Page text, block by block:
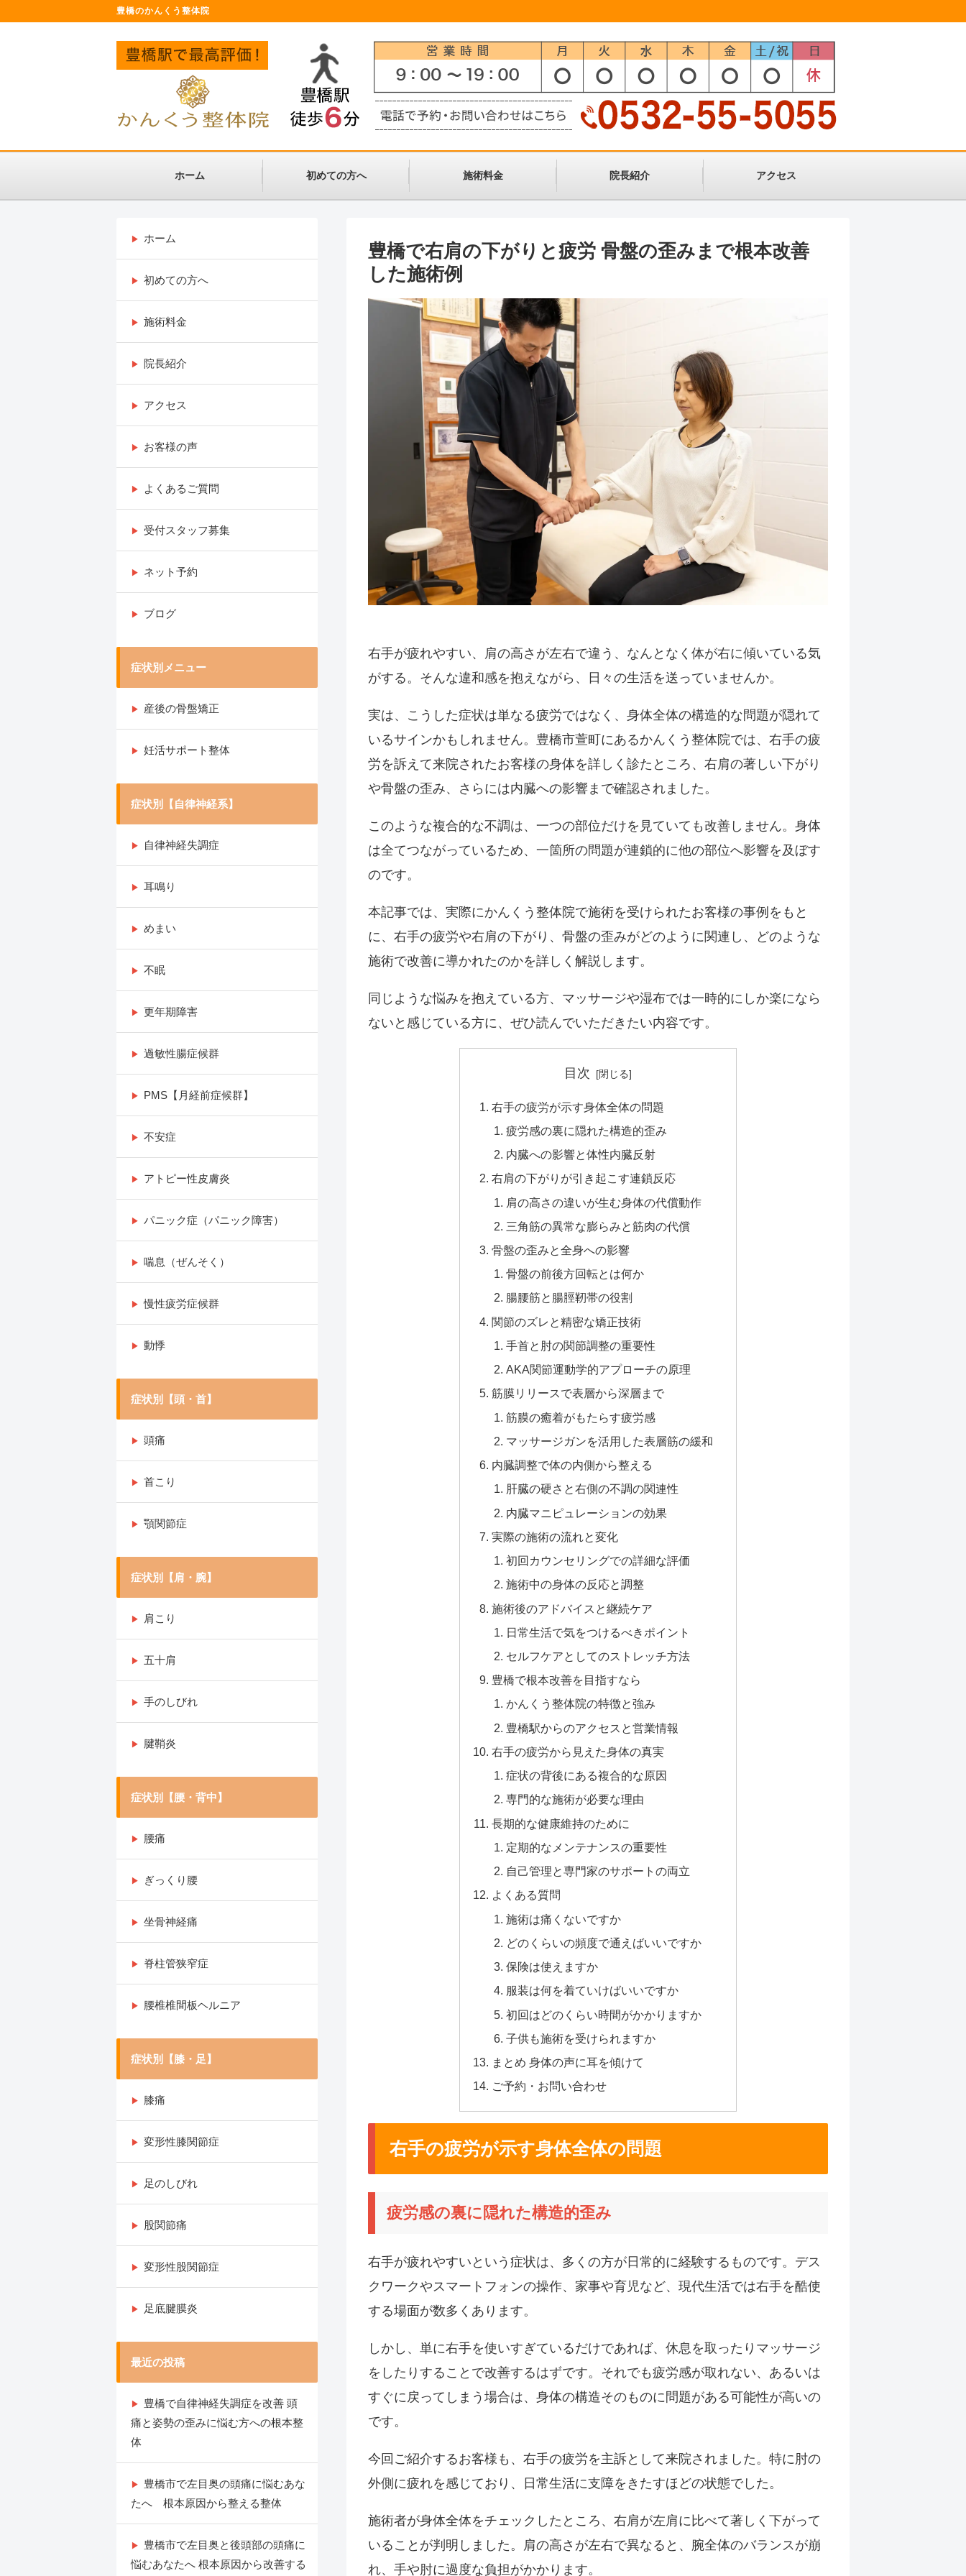
豊橋のかんくう整体院
ホーム 初めての方へ 施術料金 院長紹介 アクセス
豊橋で右肩の下がりと疲労 骨盤の歪みまで根本改善
した施術例
右手が疲れやすい、肩の高さが左右で違う、なんとなく体が右に傾いている気
がする。そんな違和感を抱えながら、日々の生活を送っていませんか。
実は、こうした症状は単なる疲労ではなく、身体全体の構造的な問題が隠れて
いるサインかもしれません。豊橋市萱町にあるかんくう整体院では、右手の疲
労を訴えて来院されたお客様の身体を詳しく診たところ、右肩の著しい下がり
や骨盤の歪み、さらには内臓への影響まで確認されました。
このような複合的な不調は、一つの部位だけを見ていても改善しません。身体
は全てつながっているため、一箇所の問題が連鎖的に他の部位へ影響を及ぼす
のです。
本記事では、実際にかんくう整体院で施術を受けられたお客様の事例をもと
に、右手の疲労や右肩の下がり、骨盤の歪みがどのように関連し、どのような
施術で改善に導かれたのかを詳しく解説します。
同じような悩みを抱えている方、マッサージや湿布では一時的にしか楽になら
ないと感じている方に、ぜひ読んでいただきたい内容です。
目次
右手の疲労が示す身体全体の問題
疲労感の裏に隠れた構造的歪み
内臓への影響と体性内臓反射
右肩の下がりが引き起こす連鎖反応
肩の高さの違いが生む身体の代償動作
三角筋の異常な膨らみと筋肉の代償
骨盤の歪みと全身への影響
骨盤の前後方回転とは何か
腸腰筋と腸脛靭帯の役割
関節のズレと精密な矯正技術
手首と肘の関節調整の重要性
AKA関節運動学的アプローチの原理
筋膜リリースで表層から深層まで
筋膜の癒着がもたらす疲労感
マッサージガンを活用した表層筋の緩和
内臓調整で体の内側から整える
肝臓の硬さと右側の不調の関連性
内臓マニピュレーションの効果
実際の施術の流れと変化
初回カウンセリングでの詳細な評価
施術中の身体の反応と調整
施術後のアドバイスと継続ケア
日常生活で気をつけるべきポイント
セルフケアとしてのストレッチ方法
豊橋で根本改善を目指すなら
かんくう整体院の特徴と強み
豊橋駅からのアクセスと営業情報
右手の疲労から見えた身体の真実
症状の背後にある複合的な原因
専門的な施術が必要な理由
長期的な健康維持のために
定期的なメンテナンスの重要性
自己管理と専門家のサポートの両立
よくある質問
施術は痛くないですか
どのくらいの頻度で通えばいいですか
保険は使えますか
服装は何を着ていけばいいですか
初回はどのくらい時間がかかりますか
子供も施術を受けられますか
まとめ 身体の声に耳を傾けて
ご予約・お問い合わせ
右手の疲労が示す身体全体の問題
疲労感の裏に隠れた構造的歪み
右手が疲れやすいという症状は、多くの方が日常的に経験するものです。デス
クワークやスマートフォンの操作、家事や育児など、現代生活では右手を酷使
する場面が数多くあります。
しかし、単に右手を使いすぎているだけであれば、休息を取ったりマッサージ
をしたりすることで改善するはずです。それでも疲労感が取れない、あるいは
すぐに戻ってしまう場合は、身体の構造そのものに問題がある可能性が高いの
です。
今回ご紹介するお客様も、右手の疲労を主訴として来院されました。特に肘の
外側に疲れを感じており、日常生活に支障をきたすほどの状態でした。
施術者が身体全体をチェックしたところ、右肩が左肩に比べて著しく下がって
いることが判明しました。肩の高さが左右で異なると、腕全体のバランスが崩
れ、手や肘に過度な負担がかかります。
ホーム
初めての方へ
施術料金
院長紹介
アクセス
お客様の声
よくあるご質問
受付スタッフ募集
ネット予約
ブログ
症状別メニュー
産後の骨盤矯正
妊活サポート整体
症状別【自律神経系】
自律神経失調症
耳鳴り
めまい
不眠
更年期障害
過敏性腸症候群
PMS【月経前症候群】
不安症
アトピー性皮膚炎
パニック症（パニック障害）
喘息（ぜんそく）
慢性疲労症候群
動悸
症状別【頭・首】
頭痛
首こり
顎関節症
症状別【肩・腕】
肩こり
五十肩
手のしびれ
腱鞘炎
症状別【腰・背中】
腰痛
ぎっくり腰
坐骨神経痛
脊柱管狭窄症
腰椎椎間板ヘルニア
症状別【膝・足】
膝痛
変形性膝関節症
足のしびれ
股関節痛
変形性股関節症
足底腱膜炎
最近の投稿
豊橋で自律神経失調症を改善 頭
痛と姿勢の歪みに悩む方への根本整
体
豊橋市で左目奥の頭痛に悩むあな
たへ 根本原因から整える整体
豊橋市で左目奥と後頭部の頭痛に
悩むあなたへ 根本原因から改善する